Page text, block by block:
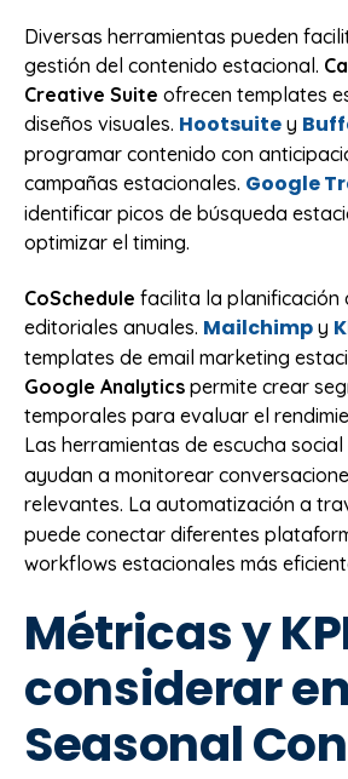
Diversas herramientas pueden
gestión del contenido estacional.
Creative Suite ofrecen templates
diseños visuales. Hootsuite y
programar contenido con
campañas estacionales. Google
identificar picos de búsqueda
optimizar el timing.
CoSchedule facilita la planificación
editoriales anuales. Mailchimp y
templates de email marketing
Google Analytics permite crear
temporales para evaluar el
Las herramientas de escucha social
ayudan a monitorear
relevantes. La automatización a
puede conectar diferentes
workflows estacionales más
Métricas y
considerar en
Seasonal